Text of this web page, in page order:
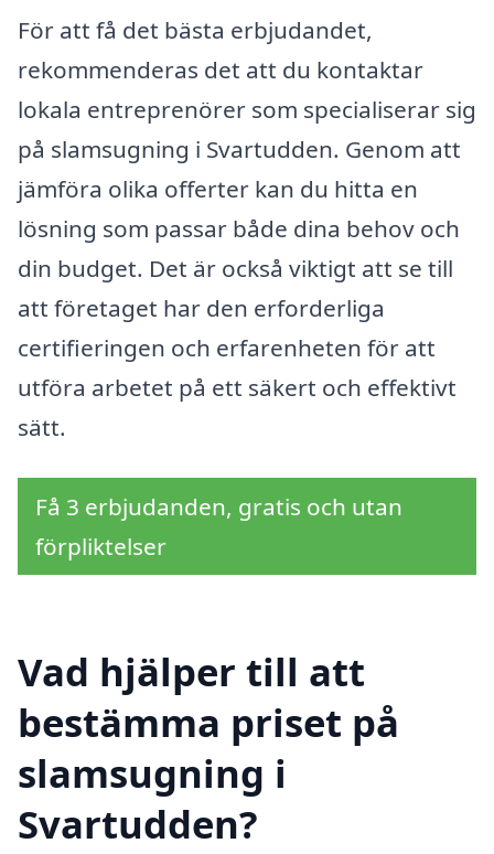
För att få det bästa erbjudandet,
rekommenderas det att du kontaktar
lokala entreprenörer som specialiserar sig
på slamsugning i Svartudden. Genom att
jämföra olika offerter kan du hitta en
lösning som passar både dina behov och
din budget. Det är också viktigt att se till
att företaget har den erforderliga
certifieringen och erfarenheten för att
utföra arbetet på ett säkert och effektivt
sätt.
Få 3 erbjudanden, gratis och utan
förpliktelser
Vad hjälper till att
bestämma priset på
slamsugning i
Svartudden?